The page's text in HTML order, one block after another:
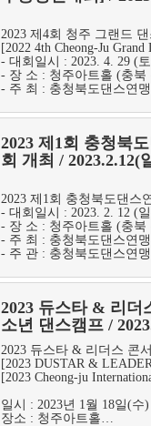
2023 제4회 청주 그랜드
[2022 4th Cheong-Ju
- 대회일시 : 2023. 4. 29 (
- 장 소 : 청주아트홀 (충북
- 주 최 : 충청북도댄스연
2023 제1회 충청북
회 개최 / 2023.2.12(
2023 제1회 충청북도댄스
- 대회일시 : 2023. 2. 12 (
- 장 소 : 청주아트홀 (충북
- 주 최 : 충청북도댄스연맹
- 주 관 : 충청북도댄스연
2023 듀스타 & 리더
소년 댄스캠프 /
2023 듀스타 & 리더스 콘
[2023 DUSTAR &
[2023 Cheong-ju
일시 : 2023년 1월 18일(수)
장소 : 청주아트홀…